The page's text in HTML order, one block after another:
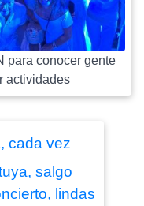
para conocer gente
actividades
cada vez
salgo
lindas